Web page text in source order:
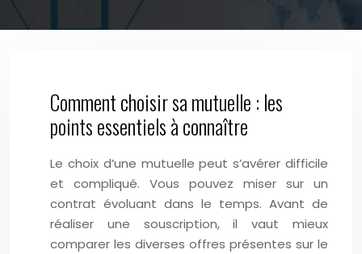
Comment choisir sa mutuelle : les
points essentiels à connaître
Le choix d’une mutuelle peut s’avérer difficile
et compliqué. Vous pouvez miser sur un
contrat évoluant dans le temps. Avant de
réaliser une souscription, il vaut mieux
comparer les diverses offres présentes sur le